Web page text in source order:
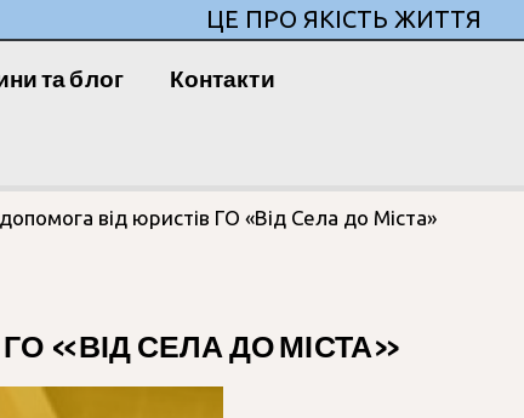
ЦЕ ПРО ЯКІСТЬ ЖИТТЯ
та блог Контакти
від юристів ГО «Від Села до Міста»
«ВІД СЕЛА ДО МІСТА»